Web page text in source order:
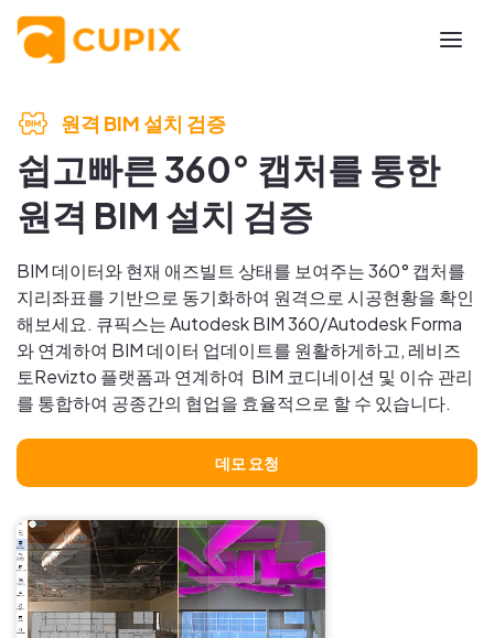
원격 BIM 설치 검증
쉽고빠른 360° 캡처를 통한
원격 BIM 설치 검증
BIM 데이터와 현재 애즈빌트 상태를 보여주는 360° 캡처를
지리좌표를 기반으로 동기화하여 원격으로 시공현황을 확인
해보세요. 큐픽스는 Autodesk BIM 360/Autodesk Forma
와 연계하여 BIM 데이터 업데이트를 원활하게하고, 레비즈
토Revizto 플랫폼과 연계하여 BIM 코디네이션 및 이슈 관리
를 통합하여 공종간의 협업을 효율적으로 할 수 있습니다.
데모 요청